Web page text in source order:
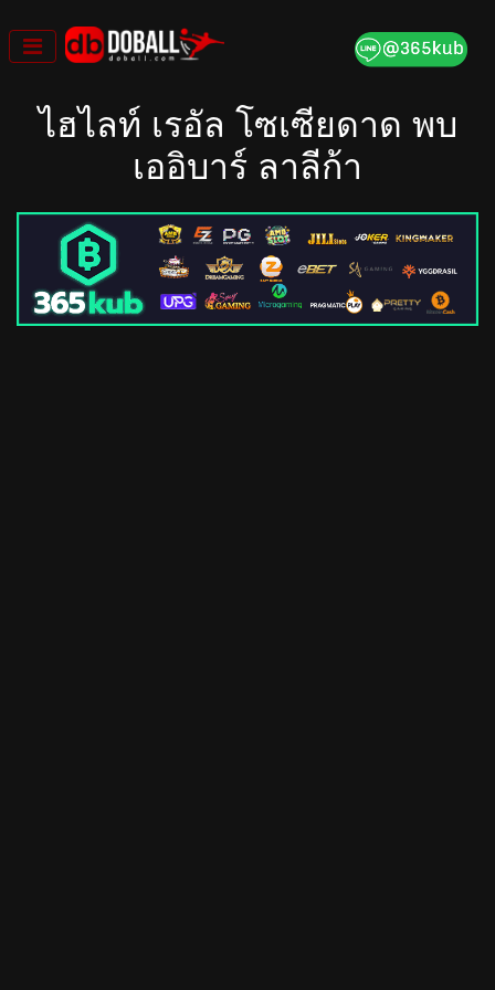
to
content
ไฮไลท์ เรอัล โซเซียดาด พบ
เออิบาร์ ลาลีก้า